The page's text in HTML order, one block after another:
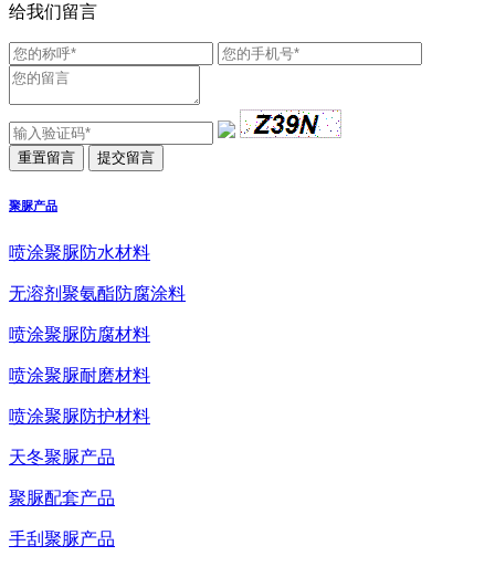
给我们留言
聚脲产品
喷涂聚脲防水材料
无溶剂聚氨酯防腐涂料
喷涂聚脲防腐材料
喷涂聚脲耐磨材料
喷涂聚脲防护材料
天冬聚脲产品
聚脲配套产品
手刮聚脲产品